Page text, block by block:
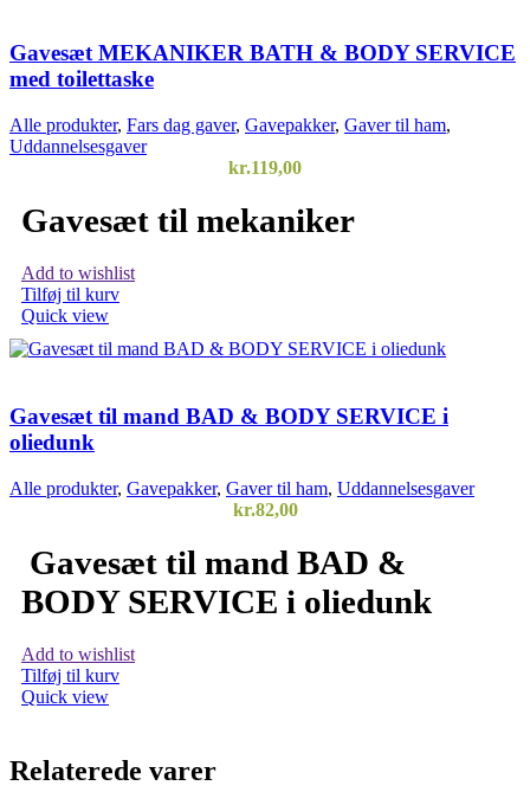
Gavesæt MEKANIKER BATH & BODY SERVICE
med toilettaske
Alle produkter, Fars dag gaver, Gavepakker, Gaver til ham,
Uddannelsesgaver
kr.119,00
Gavesæt til mekaniker
Add to wishlist
Tilføj til kurv
Quick view
Gavesæt til mand BAD & BODY SERVICE i
oliedunk
Alle produkter, Gavepakker, Gaver til ham, Uddannelsesgaver
kr.82,00
Gavesæt til mand BAD &
BODY SERVICE i oliedunk
Add to wishlist
Tilføj til kurv
Quick view
Relaterede varer